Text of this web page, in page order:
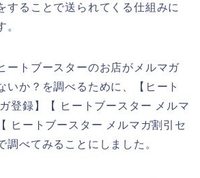
することで送られてくる仕組みに
。
ートブースターのお店がメルマガ
いか？を調べるために、【ヒート
登録】【 ヒートブースター メルマ
ヒートブースター メルマガ割引セ
調べてみることにしました。